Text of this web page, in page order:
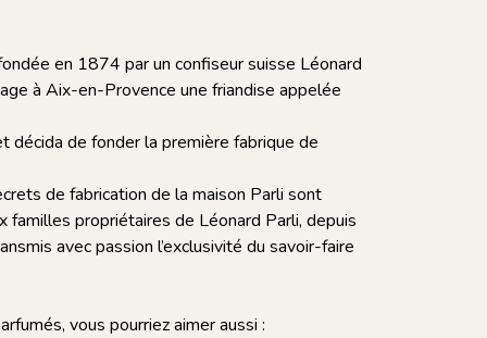
en 1874 par un confiseur suisse Léonard
à Aix-en-Provence une friandise appelée
décida de fonder la première fabrique de
de fabrication de la maison Parli sont
familles propriétaires de Léonard Parli, depuis
avec passion l’exclusivité du savoir-faire
vous pourriez aimer aussi :